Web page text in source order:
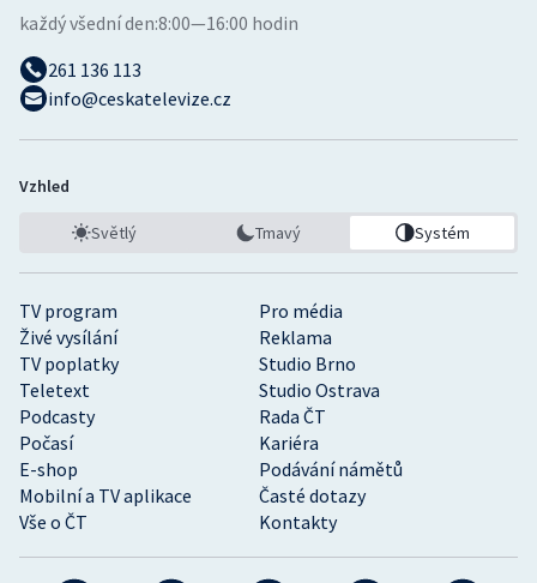
TV program
Pro média
Živé vysílání
Reklama
TV poplatky
Studio Brno
Teletext
Studio Ostrava
Podcasty
Rada ČT
Počasí
Kariéra
E-shop
Podávání námětů
Mobilní a TV aplikace
Časté dotazy
Vše o ČT
Kontakty
každý všední den:8:00—16:00 hodin
261 136 113
info@ceskatelevize.cz
Vzhled
Světlý Tmavý Systém